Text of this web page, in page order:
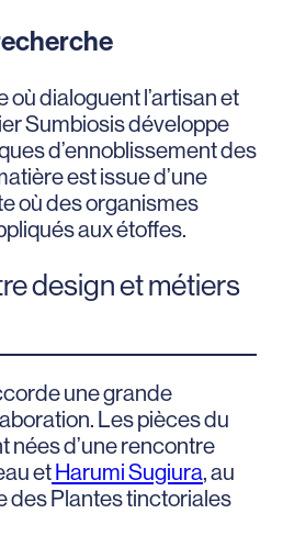
dialoguent l’artisan et
Sumbiosis développe
d’ennoblissement des
est issue d’une
où des organismes
aux étoffes.
design et métiers
une grande
Les pièces du
nées d’une rencontre
etHarumi Sugiura, au
des Plantes tinctoriales